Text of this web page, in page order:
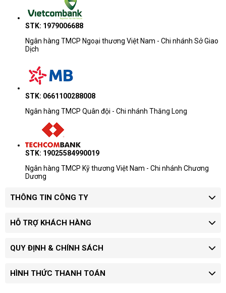
STK: 1979006688
Ngân hàng TMCP Ngoại thương Việt Nam - Chi nhánh Sở Giao
Dịch
STK: 0661100288008
Ngân hàng TMCP Quân đội - Chi nhánh Thăng Long
STK: 19025584990019
Ngân hàng TMCP Kỹ thương Việt Nam - Chi nhánh Chương
Dương
THÔNG TIN CÔNG TY
HỖ TRỢ KHÁCH HÀNG
QUY ĐỊNH & CHÍNH SÁCH
HÌNH THỨC THANH TOÁN